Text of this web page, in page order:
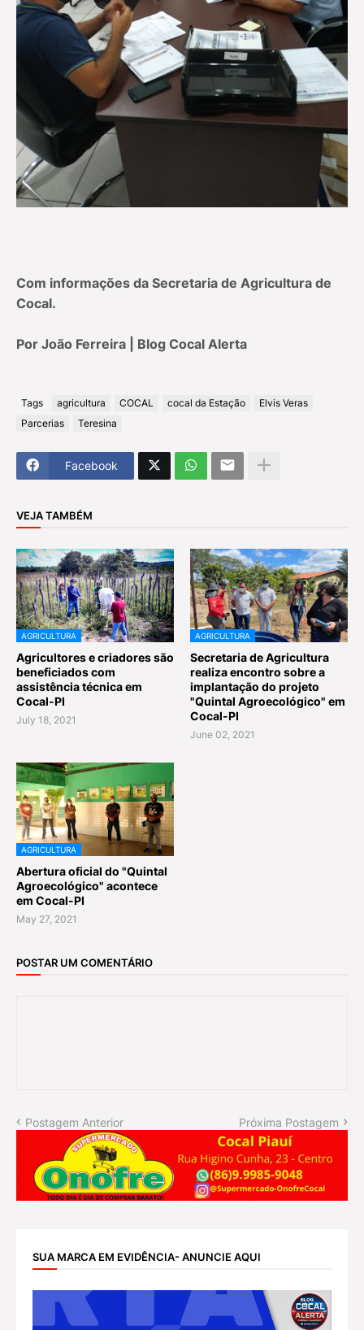
Com informações da Secretaria de Agricultura de
Cocal.
Por João Ferreira | Blog Cocal Alerta
Tags agricultura COCAL cocal da Estação
Elvis Veras
Parcerias
Teresina
Facebook
VEJA TAMBÉM
AGRICULTURA
Agricultores e criadores são
beneficiados com
assistência técnica em
Cocal-PI
July 18, 2021
AGRICULTURA
Secretaria de Agricultura
realiza encontro sobre a
implantação do projeto
"Quintal Agroecológico" em
Cocal-PI
June 02, 2021
AGRICULTURA
Abertura oficial do "Quintal
Agroecológico" acontece
em Cocal-PI
May 27, 2021
POSTAR UM COMENTÁRIO
Postagem Anterior Próxima Postagem
SUA MARCA EM EVIDÊNCIA- ANUNCIE AQUI